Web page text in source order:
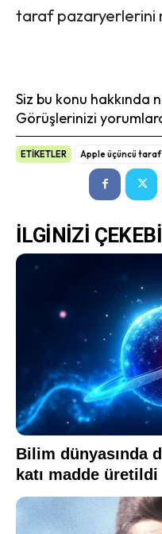
taraf pazaryerlerini
Siz bu konu hakkında
Görüşlerinizi
ETİKETLER Apple üçüncü taraf